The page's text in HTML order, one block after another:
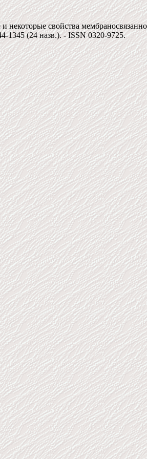
свойства
1345 (24 назв.). - ISSN 0320-9725.